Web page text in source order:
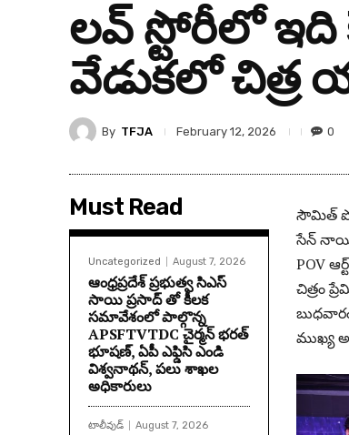
లవ్ స్టోరీలో ఇది
వేడుకలో చిత్ర
By TFJA February 12, 2026 0
Must Read
Uncategorized August 7, 2026
ఆంధ్రప్రదేశ్ ప్రభుత్వ సిఎస్
సాయి ప్రసాద్ తో కీలక
సమావేశంలో పాల్గొన్న
APSFTVTDC చైర్మన్ భరత్
భూషణ్, ఏపీ ఎఫ్డిసి ఎండి
విశ్వనాథన్, పలు శాఖల
అధికారులు
టాలీవుడ్ August 7, 2026
సౌమిత్
సేన్
POV
చిత్రం
ముఖ్య